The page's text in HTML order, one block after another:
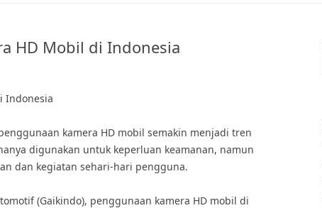
HD Mobil di Indonesia
Indonesia
kamera HD mobil semakin menjadi tren
digunakan untuk keperluan keamanan, namun
dan kegiatan sehari-hari pengguna.
(Gaikindo), penggunaan kamera HD mobil di